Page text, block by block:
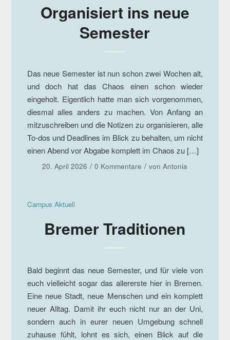
Organisiert ins neue
Semester
Das neue Semester ist nun schon zwei Wochen alt,
und doch hat das Chaos einen schon wieder
eingeholt. Eigentlich hatte man sich vorgenommen,
diesmal alles anders zu machen. Von Anfang an
mitzuschreiben und die Notizen zu organisieren, alle
To-dos und Deadlines im Blick zu behalten, um nicht
einen Abend vor Abgabe komplett im Chaos zu […]
20. April 2026 / 0 Kommentare / vonAntonia
Campus Aktuell
Bremer Traditionen
Bald beginnt das neue Semester, und für viele von
euch vielleicht sogar das allererste hier in Bremen.
Eine neue Stadt, neue Menschen und ein komplett
neuer Alltag. Damit ihr euch nicht nur an der Uni,
sondern auch in eurer neuen Umgebung schnell
zuhause fühlt, lohnt es sich, einen Blick auf die